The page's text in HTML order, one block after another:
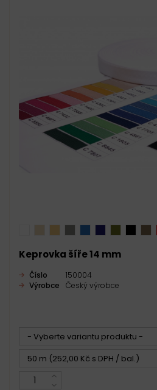
Keprovka šíře 14 mm
Číslo
150004
Výrobce
Český výrobce
- Vyberte variantu produktu -
50 m (252,00 Kč s DPH / bal.)